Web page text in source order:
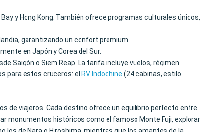
y Hong Kong. También ofrece programas culturales únicos,
garantizando un confort premium.
en Japón y Corea del Sur.
Saigón o Siem Reap. La tarifa incluye vuelos, régimen
para estos cruceros: el RV Indochine (24 cabinas, estilo
de viajeros. Cada destino ofrece un equilibrio perfecto entre
monumentos históricos como el famoso Monte Fuji, explorar